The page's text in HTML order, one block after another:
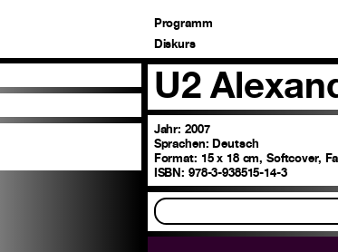
Programm
Diskurs
U2
Jahr: 2007
Sprachen: Deutsch
Format: 15 x 18 cm, Softcover,
ISBN: 978-3-938515-14-3